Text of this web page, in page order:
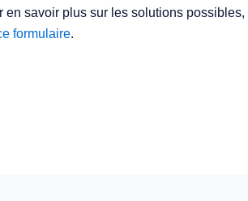
en savoir plus sur les solutions
formulaire.